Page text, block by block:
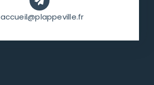
accueil@plappeville.fr